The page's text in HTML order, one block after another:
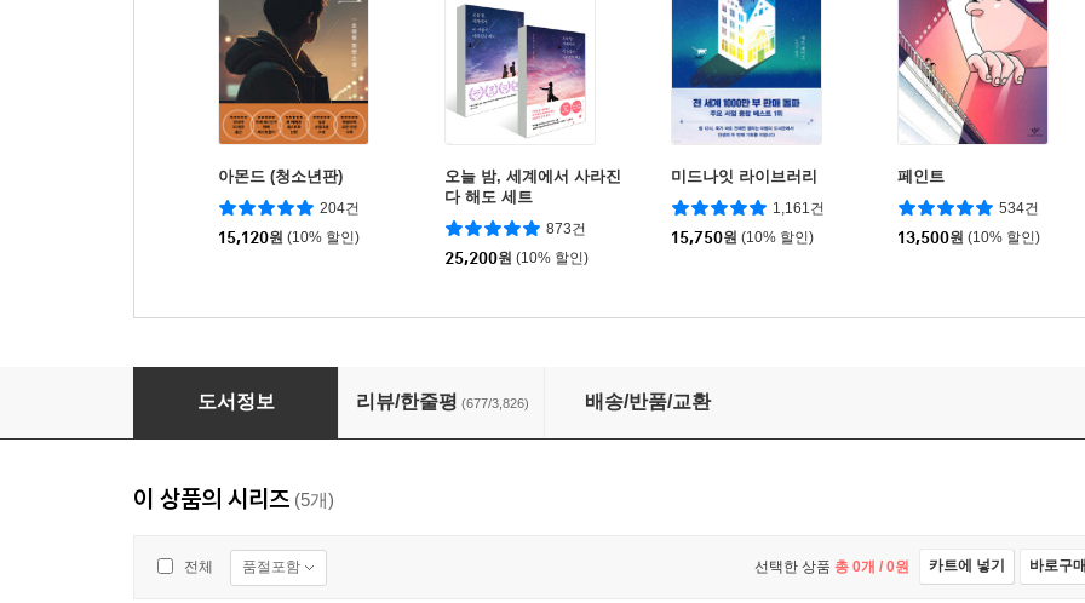
아몬드 (청소년판)
204건
15,120원 (10% 할인)
오늘 밤, 세계에서 사라진
다 해도 세트
873건
25,200원 (10% 할인)
미드나잇 라이브러리
1,161건
15,750원 (10% 할인)
페인트
534건
13,500원 (10% 할인)
달러구트 꿈 백화점 1
도서정보 리뷰/한줄평 (677/3,826) 배송/반품/교환
이 상품의 시리즈 (5개)
전체 품절포함 선택한 상품 총 0개 / 0원 카트에 넣기 바로구